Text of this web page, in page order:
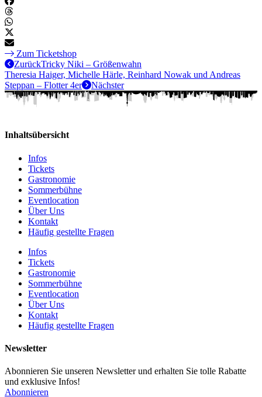
Zum Ticketshop
ZurückTricky Niki – Größenwahn
Theresia Haiger, Michelle Härle, Reinhard Nowak und Andreas
Steppan – Flotter 4er
Nächster
Inhaltsübersicht
Infos
Tickets
Gastronomie
Sommerbühne
Eventlocation
Über Uns
Kontakt
Häufig gestellte Fragen
Infos
Tickets
Gastronomie
Sommerbühne
Eventlocation
Über Uns
Kontakt
Häufig gestellte Fragen
Newsletter
Abonnieren Sie unseren Newsletter und erhalten Sie tolle Rabatte
und exklusive Infos!
Abonnieren